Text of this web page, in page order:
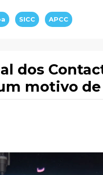
SICC APCC
dos
motivo